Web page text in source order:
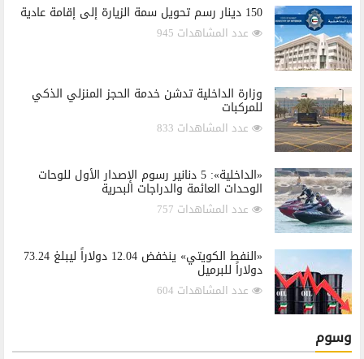
150 دينار رسم تحويل سمة الزيارة إلى إقامة عادية
عدد المشاهدات 945
وزارة الداخلية تدشن خدمة الحجز المنزلي الذكي
للمركبات
عدد المشاهدات 833
«الداخلية»: 5 دنانير رسوم الإصدار الأول للوحات
الوحدات العائمة والدراجات البحرية
عدد المشاهدات 757
«النفط الكويتي» ينخفض 12.04 دولاراً ليبلغ 73.24
دولاراً للبرميل
عدد المشاهدات 604
وسوم